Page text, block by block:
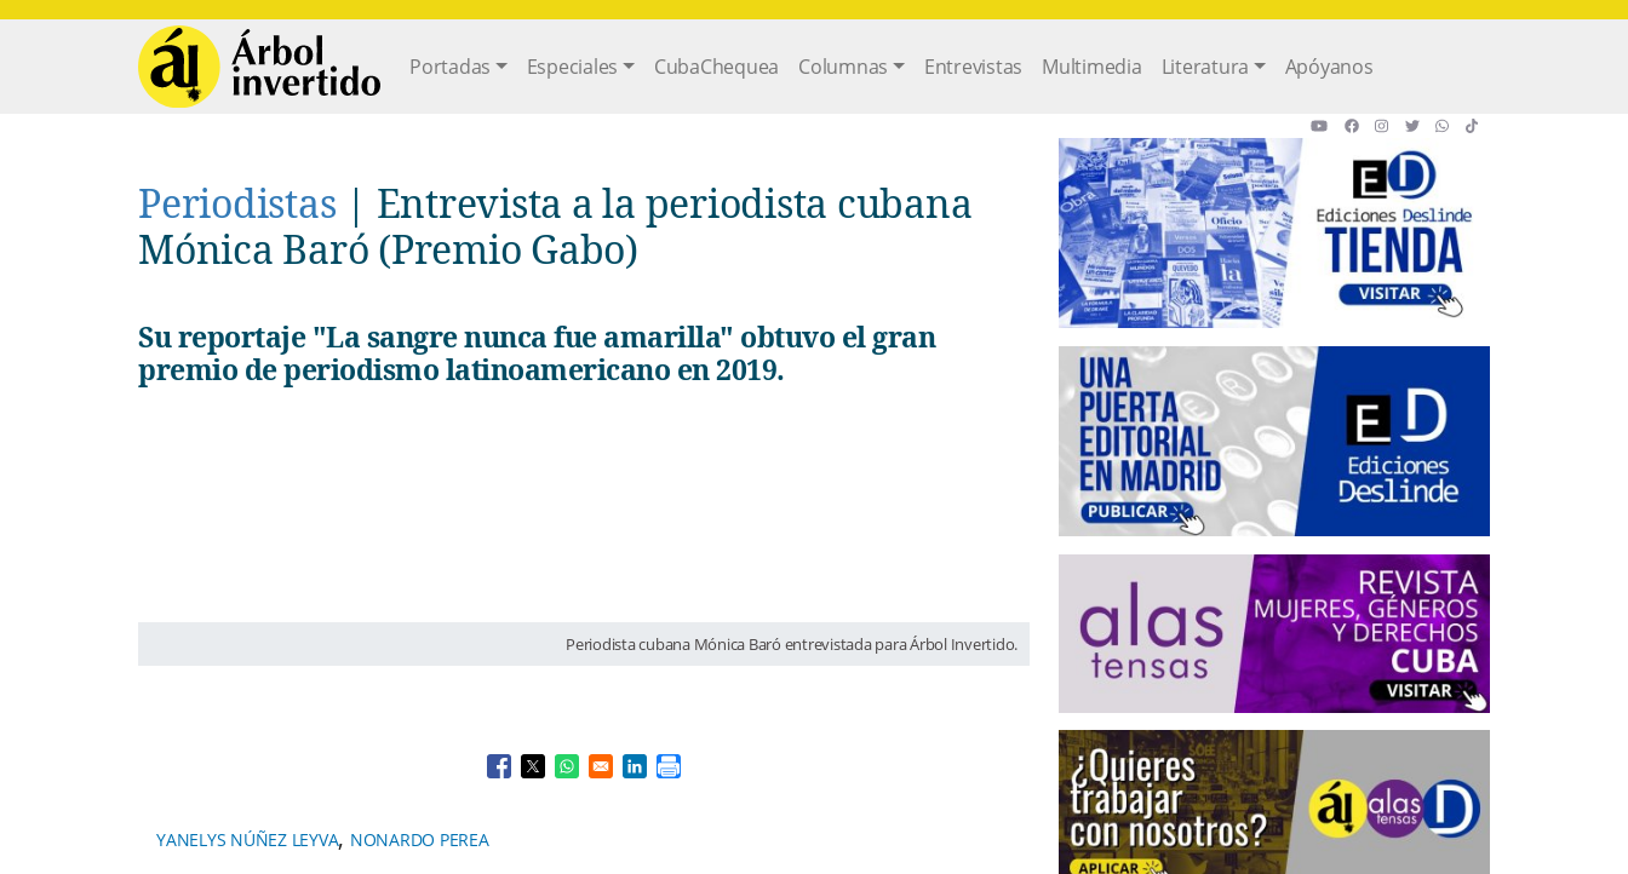
Main navigation
Portadas Especiales CubaChequea Columnas Entrevistas Multimedia Literatura Apóyanos
Periodistas | Entrevista a la periodista cubana
Mónica Baró (Premio Gabo)
Su reportaje "La sangre nunca fue amarilla" obtuvo el gran
premio de periodismo latinoamericano en 2019.
Periodista cubana Mónica Baró entrevistada para Árbol Invertido.
Opens in a new window
Opens in a new window
Opens in a new window
Opens in a new window
YANELYS NÚÑEZ LEYVA, NONARDO PEREA